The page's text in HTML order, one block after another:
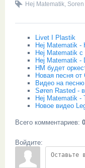
Hej Matematik,
Livet I Plastik
Hej Matematik -
Hej Matematik
Hej Matematik -
HM будет
Новая песня
Видео на
Søren Rasted -
Hej Matematik
Новое видео
Всего комментариев: 0
Войдите: